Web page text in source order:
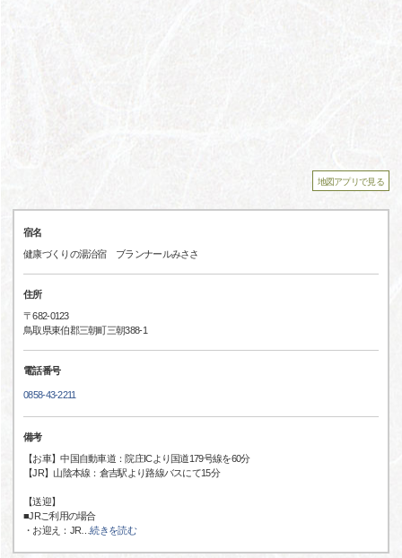
地図アプリで見る
宿名
健康づくりの湯治宿 ブランナールみささ
住所
〒682-0123
鳥取県東伯郡三朝町三朝388-1
電話番号
0858-43-2211
備考
【お車】中国自動車道：院庄ICより国道179号線を60分
【JR】山陰本線：倉吉駅より路線バスにて15分
【送迎】
■JRご利用の場合
・お迎え：JR …続きを読む